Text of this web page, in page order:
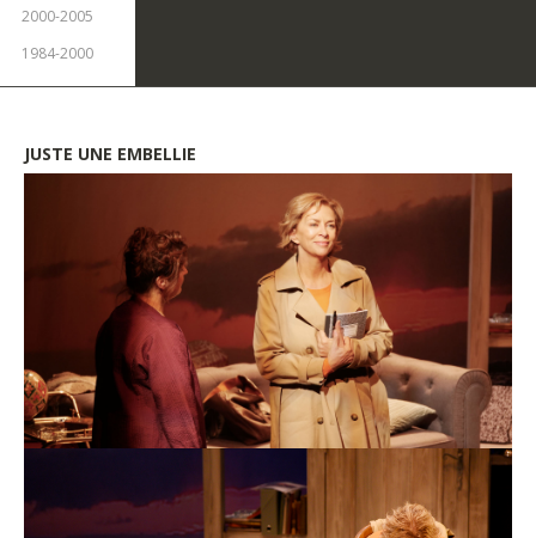
2000-2005
1984-2000
JUSTE UNE EMBELLIE